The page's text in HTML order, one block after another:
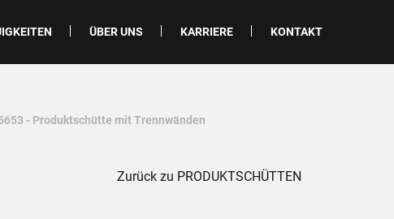
ÜBER UNS KARRIERE KONTAKT
- Produktschütte mit Trennwänden
Zurück zu PRODUKTSCHÜTTEN